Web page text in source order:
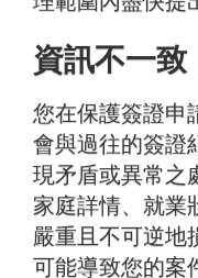
資訊不一致
您在保護簽證申
會與過往的簽證
現矛盾或異常之
家庭詳情、就
嚴重且不可逆地
可能導致您的案